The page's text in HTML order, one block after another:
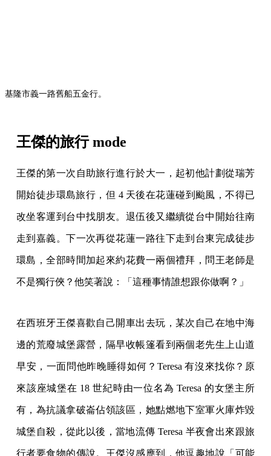
基隆市義一路舊船五金行。
王傑的旅行 mode
王傑的第一次自助旅行進行於大一，起初他計劃從瑞芳
開始徒步環島旅行，但 4 天後在花蓮碰到颱風，不得已
改坐客運到台中找朋友。退伍後又繼續從台中開始往南
走到嘉義。下一次再從花蓮一路往下走到台東完成徒步
環島，全部時間加起來約花費一兩個禮拜，問王老師是
不是獨行俠？他笑著說：「這種事情誰想跟你做啊？」
在西班牙王傑喜歡自己開車出去玩，某次自己在地中海
邊的荒廢城堡露營，隔早收帳篷看到兩個老先生上山道
早安，一面問他昨晚睡得如何？Teresa 有沒來找你？原
來該座城堡在 18 世紀時由一位名為 Teresa 的女堡主所
有，為抗議拿破崙佔領該區，她點燃地下室軍火庫炸毀
城堡自殺，從此以後，當地流傳 Teresa 半夜會出來跟旅
行者要食物的傳說。王傑沒感應到，他逗趣地說「可能